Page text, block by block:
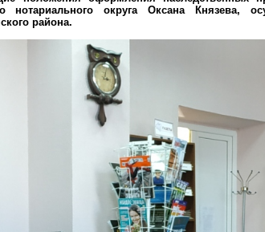
нотариального округа Оксана Князева,
района.